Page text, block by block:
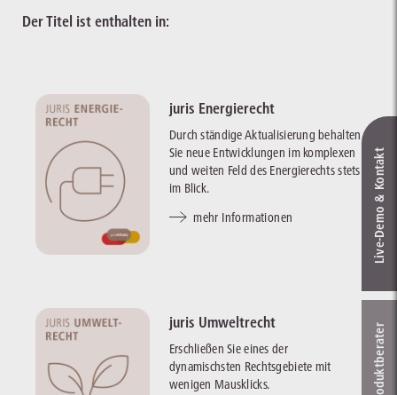
Der Titel ist enthalten in:
juris Energierecht
Durch ständige Aktualisierung behalten
Sie neue Entwicklungen im komplexen
und weiten Feld des Energierechts stets
im Blick.
mehr Informationen
juris Umweltrecht
Erschließen Sie eines der
dynamischsten Rechtsgebiete mit
wenigen Mausklicks.
Live‑Demo & Kontakt